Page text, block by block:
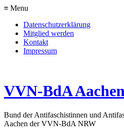
≡ Menu
Datenschutzerklärung
Mitglied werden
Kontakt
Impressum
VVN-BdA
Bund der Antifaschistinnen und
Aachen der VVN-BdA NRW